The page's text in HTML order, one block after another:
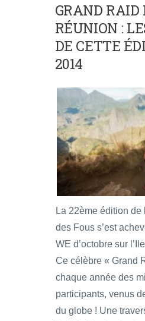
GRAND RAID
RÉUNION :
DE CETTE
2014
La 22ème édition
des Fous s’est
WE d’octobre sur
Ce célèbre « Grand
chaque année des
participants, venus
du globe ! Une